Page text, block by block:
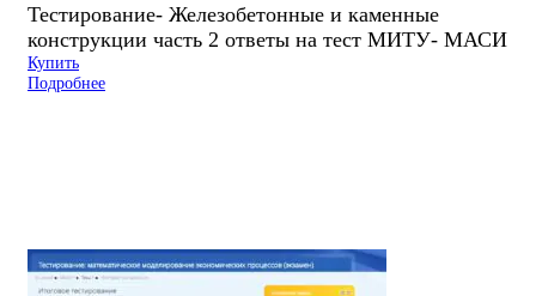
Тестирование- Железобетонные и каменные
конструкции часть 2 ответы на тест МИТУ- МАСИ
Купить
Подробнее